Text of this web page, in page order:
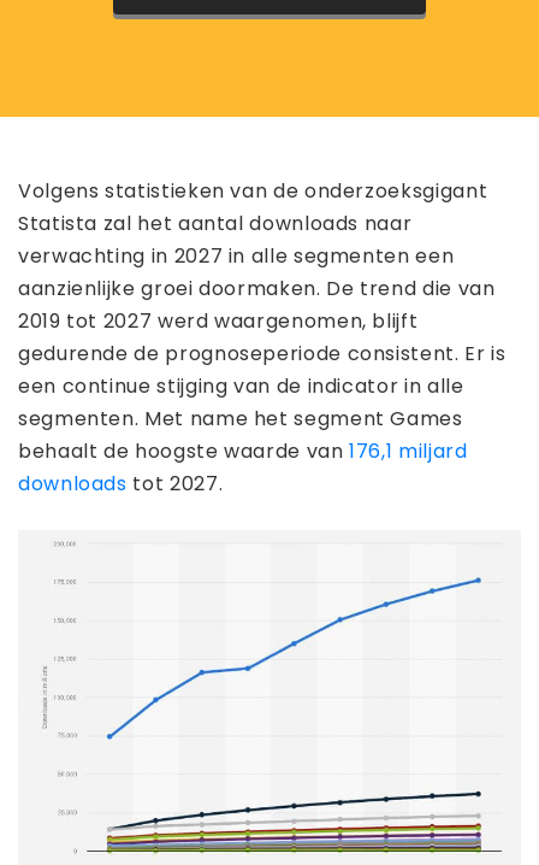
Volgens statistieken van de onderzoeksgigant
Statista zal het aantal downloads naar
verwachting in 2027 in alle segmenten een
aanzienlijke groei doormaken. De trend die van
2019 tot 2027 werd waargenomen, blijft
gedurende de prognoseperiode consistent. Er is
een continue stijging van de indicator in alle
segmenten. Met name het segment Games
behaalt de hoogste waarde van176,1 miljard
downloads tot 2027.